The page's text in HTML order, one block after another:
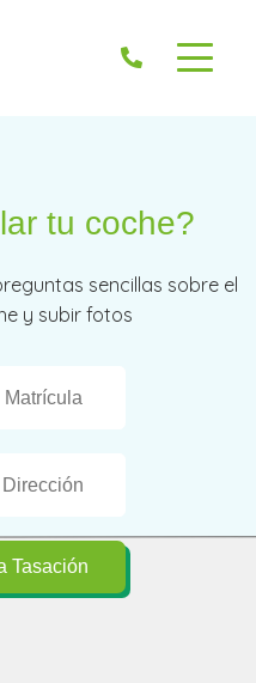
tu coche?
sencillas sobre el
y subir fotos
Tasación